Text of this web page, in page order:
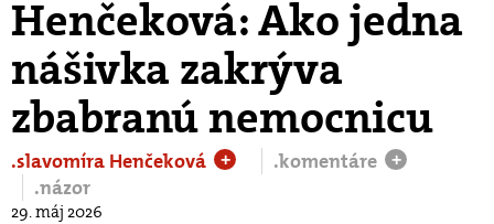
Henčeková: Ako jedna
nášivka zakrýva
zbabranú nemocnicu
.slavomíra Henčeková + .komentáre +
.názor
29. máj 2026